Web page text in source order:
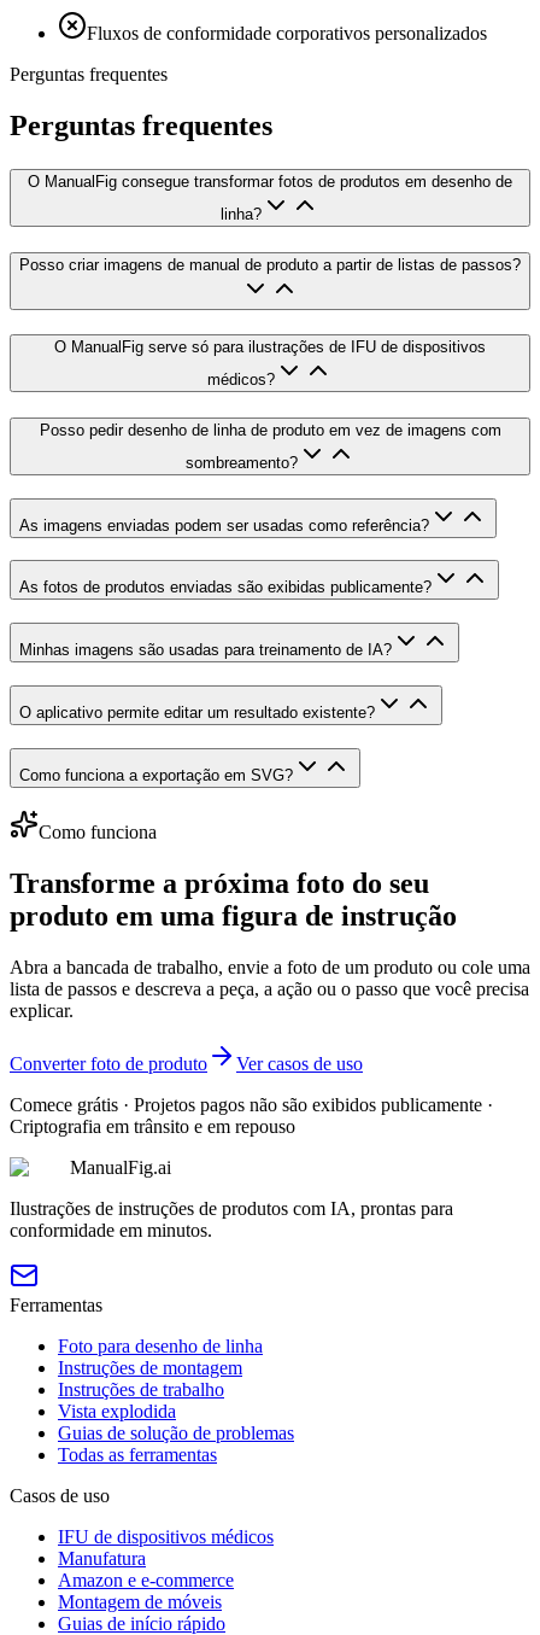
Fluxos de conformidade corporativos personalizados
Perguntas frequentes
Perguntas frequentes
O ManualFig consegue transformar fotos de produtos em desenho de
linha?
Posso criar imagens de manual de produto a partir de listas de passos?
O ManualFig serve só para ilustrações de IFU de dispositivos
médicos?
Posso pedir desenho de linha de produto em vez de imagens com
sombreamento?
As imagens enviadas podem ser usadas como referência?
As fotos de produtos enviadas são exibidas publicamente?
Minhas imagens são usadas para treinamento de IA?
O aplicativo permite editar um resultado existente?
Como funciona a exportação em SVG?
Como funciona
Transforme a próxima foto do seu
produto em uma figura de instrução
Abra a bancada de trabalho, envie a foto de um produto ou cole uma
lista de passos e descreva a peça, a ação ou o passo que você precisa
explicar.
Converter foto de produto
Ver casos de uso
Comece grátis · Projetos pagos não são exibidos publicamente ·
Criptografia em trânsito e em repouso
ManualFig.ai
Ilustrações de instruções de produtos com IA, prontas para
conformidade em minutos.
Ferramentas
Foto para desenho de linha
Instruções de montagem
Instruções de trabalho
Vista explodida
Guias de solução de problemas
Todas as ferramentas
Casos de uso
IFU de dispositivos médicos
Manufatura
Amazon e e-commerce
Montagem de móveis
Guias de início rápido